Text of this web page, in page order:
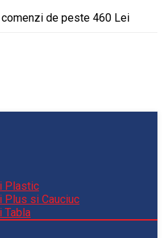
comenzi de peste 460 Lei
Plastic
Plus si Cauciuc
Tabla